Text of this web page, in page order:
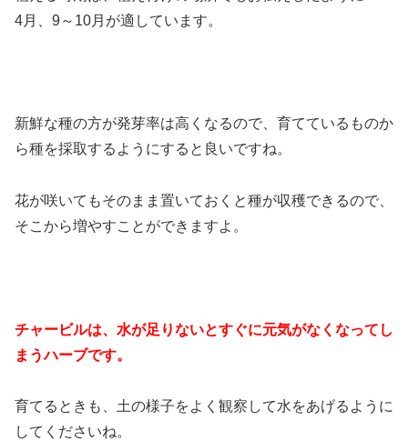
4月、9～10月が適しています。
新鮮な種の方が発芽率は高くなるので、育てているものか
ら種を採取するようにすると良いですね。
花が咲いてもそのまま置いておくと種が収穫できるので、
そこから増やすことができますよ。
チャービルは、水が足りないとすぐに元気がなくなってし
まうハーブです。
育てるときも、土の様子をよく観察して水をあげるように
してくださいね。